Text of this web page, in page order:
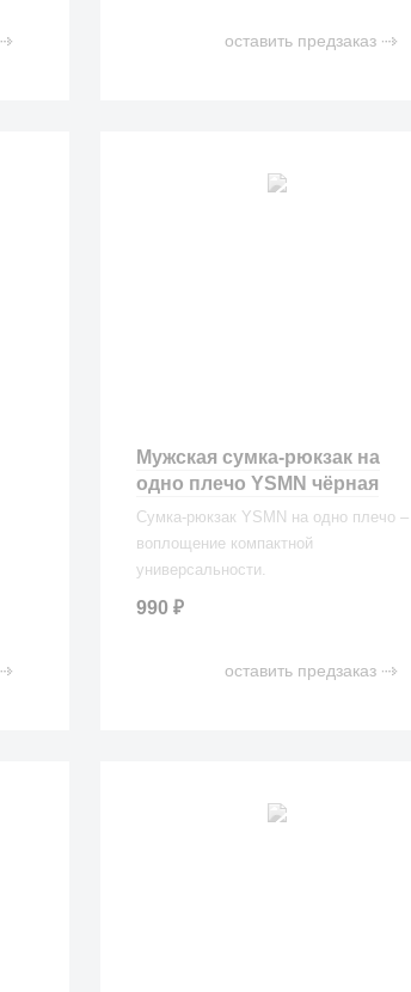
оставить предзаказ
Мужская сумка-рюкзак на
одно плечо YSMN чёрная
Сумка-рюкзак YSMN на одно плечо –
воплощение компактной
универсальности.
990 ₽
оставить предзаказ